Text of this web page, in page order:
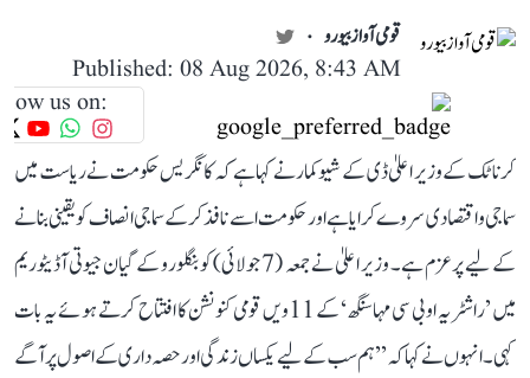
قومی آواز بیورو
Published: 08 Aug 2026, 8:43 AM
us on:
کرناٹک کے وزیر اعلیٰ ڈی کے شیوکمار نے کہا ہے کہ کانگریس حکومت نے ریاست میں
سماجی و اقتصادی سروے کرایا ہے اور حکومت اسے نافذ کر کے سماجی انصاف کو یقینی بنانے
کے لیے پرعزم ہے۔ وزیر اعلیٰ نے جمعہ (7 جولائی) کو بنگلورو کے گیان جیوتی آڈیٹوریم
میں ’راشٹریہ او بی سی مہاسنگھ‘ کے 11ویں قومی کنونشن کا افتتاح کرتے ہوئے یہ بات
کہی۔ انہوں نے کہا کہ ’’ہم سب کے لیے یکساں زندگی اور حصہ داری کے اصول پر آگے